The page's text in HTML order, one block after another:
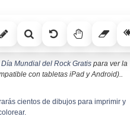
Día Mundial del Rock Gratispara ver la
con tabletas iPad y Android)..
cientos de dibujos para imprimir y